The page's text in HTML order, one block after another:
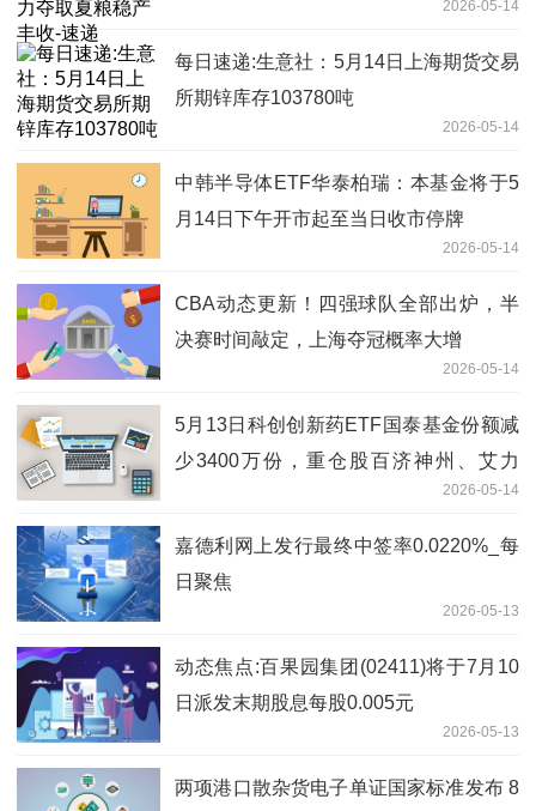
2026-05-14
每日速递:生意社：5月14日上海期货交易
所期锌库存103780吨
2026-05-14
中韩半导体ETF华泰柏瑞：本基金将于5
月14日下午开市起至当日收市停牌
2026-05-14
CBA动态更新！四强球队全部出炉，半
决赛时间敲定，上海夺冠概率大增
2026-05-14
5月13日科创创新药ETF国泰基金份额减
少3400万份，重仓股百济神州、艾力
2026-05-14
嘉德利网上发行最终中签率0.0220%_每
日聚焦
2026-05-13
动态焦点:百果园集团(02411)将于7月10
日派发末期股息每股0.005元
2026-05-13
两项港口散杂货电子单证国家标准发布 8